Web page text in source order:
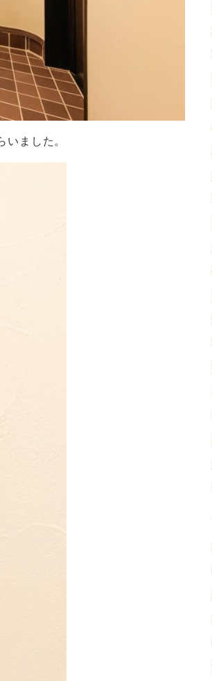
ました。